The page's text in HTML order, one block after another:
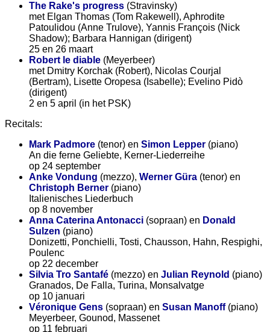
The Rake's progress (Stravinsky)
met Elgan Thomas (Tom Rakewell), Aphrodite
Patoulidou (Anne Trulove), Yannis François (Nick
Shadow); Barbara Hannigan (dirigent)
25 en 26 maart
Robert le diable (Meyerbeer)
met Dmitry Korchak (Robert), Nicolas Courjal
(Bertram), Lisette Oropesa (Isabelle); Evelino Pidò
(dirigent)
2 en 5 april (in het PSK)
Recitals:
Mark Padmore (tenor) en Simon Lepper (piano)
An die ferne Geliebte, Kerner-Liederreihe
op 24 september
Anke Vondung (mezzo), Werner Güra (tenor) en
Christoph Berner (piano)
Italienisches Liederbuch
op 8 november
Anna Caterina Antonacci (sopraan) en Donald
Sulzen (piano)
Donizetti, Ponchielli, Tosti, Chausson, Hahn, Respighi,
Poulenc
op 22 december
Silvia Tro Santafé (mezzo) en Julian Reynold (piano)
Granados, De Falla, Turina, Monsalvatge
op 10 januari
Véronique Gens (sopraan) en Susan Manoff(piano)
Meyerbeer, Gounod, Massenet
op 11 februari